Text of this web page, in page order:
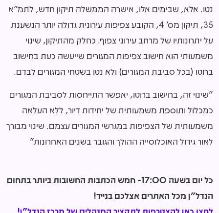
נטו. אלא, שבימים אלו, אישרה הממשלה תיקון חדש, לתמ"א
35, תיקון מס' 4, הקובע צפיפות עירונית גדולה יותר הנשענת
על יתרונותיו של מרחב עירוני צפוף. כחלק מהתיקון, שינוי
משמעותי הוא חישוב צפיפות המגורים שייעשה כעת בחישוב
ברוטו (בכל סביבת המגורים) ולא נטו בשטחי המגורים לבדם.
"שינוי זה, בחישוב ברוטו, יאפשר התייחסות לסביבת המגורים
כמכלול ותוספת משמעותית של יחידות דיור, ללא העלאה
משמעותית של הצפיפות במגרשי המגורים עצמם. שינוי מבורך
לאור גידול האוכלוסייה ההולך והגובר בשנים האחרונות"
כל יום בשעה 17:00- חמש הכתבות החשובות ביותר בתחום
הנדל"ן מכל האתרים אצלכם בנייד!